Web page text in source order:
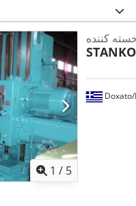
1 / 5
Doxato/
کننده